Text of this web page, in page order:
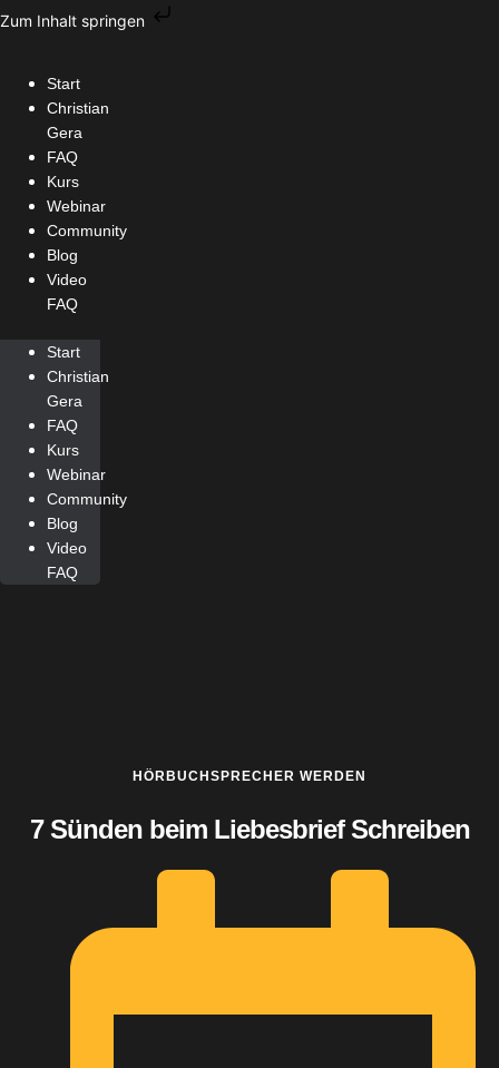
Zum Inhalt springen
Zum
Start
Christian
Gera
FAQ
Kurs
Webinar
Community
Blog
Video
FAQ
Start
Christian
Gera
FAQ
Kurs
Webinar
Community
Blog
Video
FAQ
HÖRBUCHSPRECHER WERDEN
7 Sünden beim Liebesbrief Schreiben